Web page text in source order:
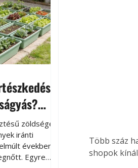
zöldségek
iránti
években
Egyre
Több száz
shopok